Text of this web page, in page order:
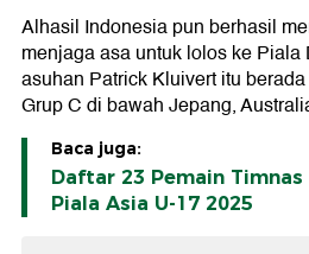
Alhasil Indonesia pun berhasil
menjaga asa untuk lolos ke
asuhan Patrick Kluivert itu
Grup C di bawah Jepang,
Baca juga:
Daftar 23 Pemain
Piala Asia U-17 2025